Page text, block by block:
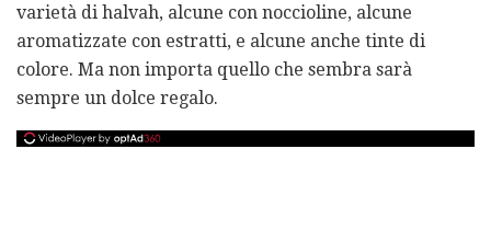
varietà di halvah, alcune con noccioline, alcune
aromatizzate con estratti, e alcune anche tinte di
colore. Ma non importa quello che sembra sarà
sempre un dolce regalo.